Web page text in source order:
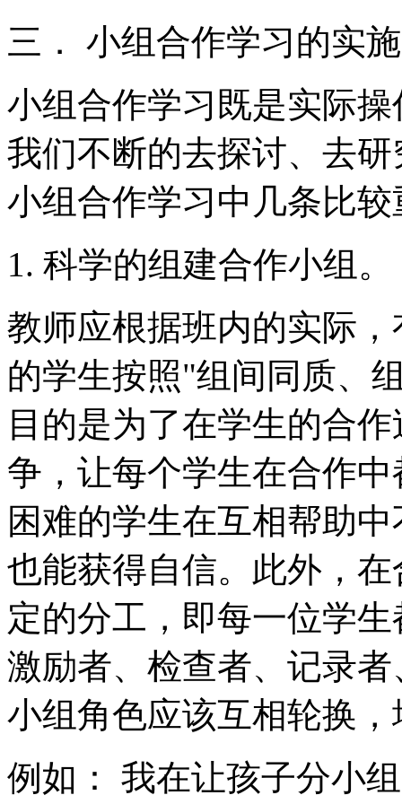
三． 小组合作学习的实
小组合作学习既是实际
我们不断的去探讨、去
小组合作学习中几条比
1. 科学的组建合作小组。
教师应根据班内的实际
的学生按照"组间同质、
目的是为了在学生的合
争，让每个学生在合作
困难的学生在互相帮助
也能获得自信。此外，
定的分工，即每一位学
激励者、检查者、记录
小组角色应该互相轮换
例如： 我在让孩子分小